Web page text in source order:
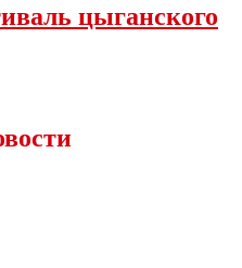
цыганского